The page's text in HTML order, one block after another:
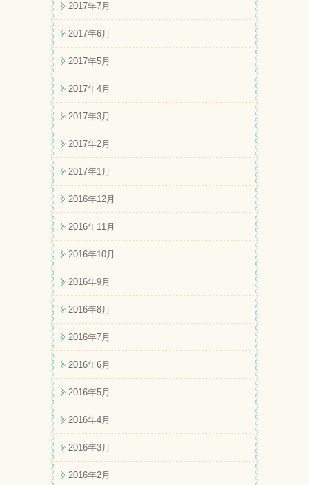
2017年7月
2017年6月
2017年5月
2017年4月
2017年3月
2017年2月
2017年1月
2016年12月
2016年11月
2016年10月
2016年9月
2016年8月
2016年7月
2016年6月
2016年5月
2016年4月
2016年3月
2016年2月